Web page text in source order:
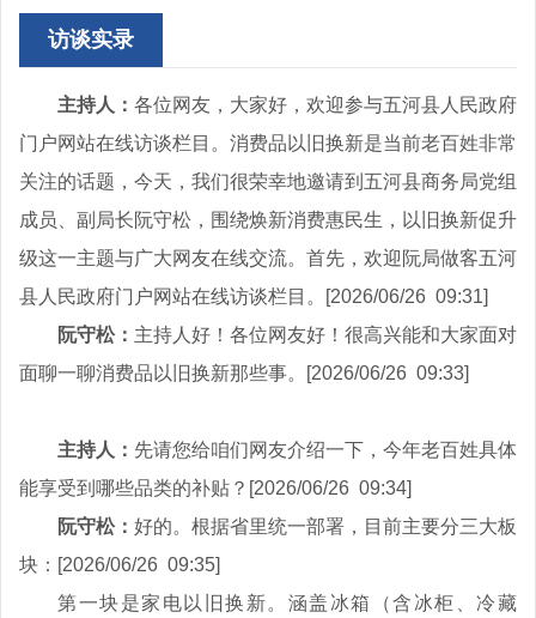
访谈实录
主持人： 各位网友，大家好，欢迎参与五河县人民政府
门户网站在线访谈栏目。消费品以旧换新是当前老百姓非常
关注的话题，今天，我们很荣幸地邀请到五河县商务局党组
成员、副局长阮守松，围绕焕新消费惠民生，以旧换新促升
级这一主题与广大网友在线交流。首先，欢迎阮局做客五河
县人民政府门户网站在线访谈栏目。[2026/06/26 09:31]
阮守松： 主持人好！各位网友好！很高兴能和大家面对
面聊一聊消费品以旧换新那些事。[2026/06/26 09:33]
主持人： 先请您给咱们网友介绍一下，今年老百姓具体
能享受到哪些品类的补贴？[2026/06/26 09:34]
阮守松： 好的。根据省里统一部署，目前主要分三大板
块：[2026/06/26 09:35]
第一块是家电以旧换新。涵盖冰箱（含冰柜、冷藏